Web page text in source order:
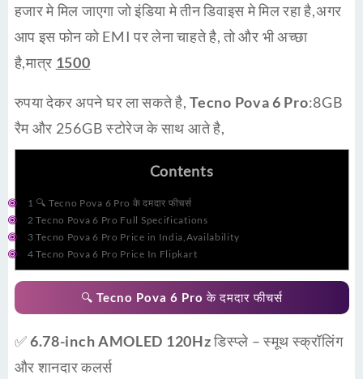
हजारमे मिल जाएगा जो इंडिया मे तीन डिवाइस मे मिल रहा है,अगर
आप इस फोन को EMI पर लेना चाहते है, तो और भी अच्छा
है,मात्र 1500
रुपया देकर अपने घर ला सकते है,Tecno Pova 6 Pro:8GB
रैम और 256GB स्टोरेज के साथ आते है,
Contents
1 🔍 Tecno Pova 6 Pro के दमदार फीचर्स
2 Tecno Pova 6 Pro Full Specifications
3 Tecno Pova 6 Pro Price in India,Availability
4 Tecno Pova 6 Pro Price In Flipkart
🔍 Tecno Pova 6 Pro के दमदार फीचर्स
✅6.78-inch AMOLED 120Hz डिस्प्ले – स्मूथ स्क्रॉलिंग
और शानदार कलर्स